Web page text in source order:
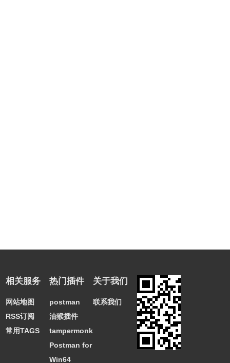
相关服务
网站地图
RSS订阅
常用TAGS
热门插件
postman
油猴插件
tampermonkey
Postman for
Win64
关于我们
联系我们